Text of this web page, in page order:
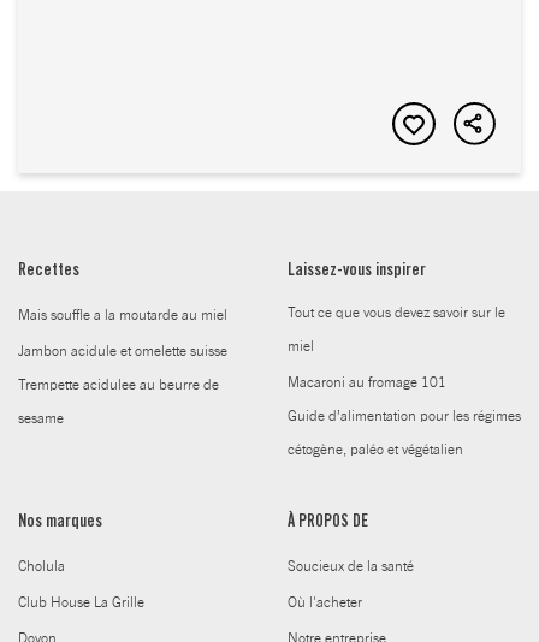
Recettes
Mais souffle a la moutarde au miel
Jambon acidule et omelette suisse
Trempette acidulee au beurre de
sesame
Laissez-vous inspirer
Tout ce que vous devez savoir sur le
miel
Macaroni au fromage 101
Guide d’alimentation pour les régimes
cétogène, paléo et végétalien
Nos marques
Cholula
Club House La Grille
Doyon
À PROPOS DE
Soucieux de la santé
Où l'acheter
Notre entreprise